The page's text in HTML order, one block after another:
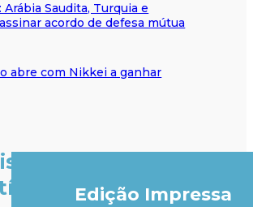
Saudita, Turquia e
acordo de defesa mútua
abre com Nikkei a ganhar
Edição Impressa